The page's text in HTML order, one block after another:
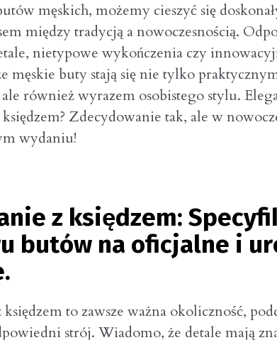
męskich, możemy cieszyć się
między tradycją a nowoczesnością.
nietypowe wykończenia czy
męskie buty stają się nie tylko
również wyrazem osobistego stylu.
Zdecydowanie tak, ale w
wydaniu!
z księdzem:
butów na oficjalne i
księdzem to zawsze ważna okoliczność,
strój. Wiadomo, że detale mają